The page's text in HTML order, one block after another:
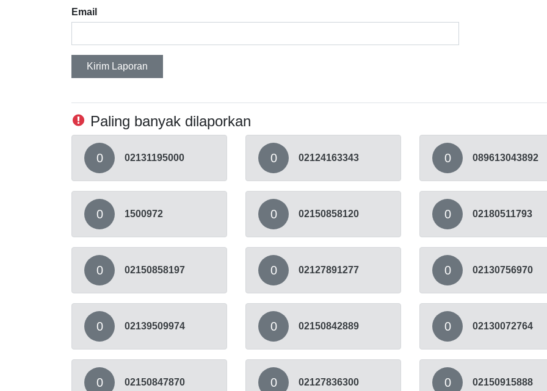
Email
Kirim Laporan
Paling banyak dilaporkan
0 02131195000 0 02124163343 0 089613043892
0 1500972 0 02150858120 0 02180511793
0 02150858197 0 02127891277 0 02130756970
0 02139509974 0 02150842889 0 02130072764
0 02150847870 0 02127836300 0 02150915888